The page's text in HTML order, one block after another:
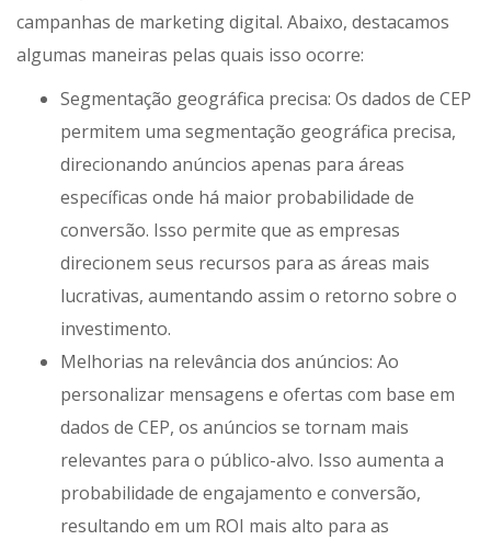
campanhas de marketing digital. Abaixo, destacamos
algumas maneiras pelas quais isso ocorre:
Segmentação geográfica precisa: Os dados de CEP
permitem uma segmentação geográfica precisa,
direcionando anúncios apenas para áreas
específicas onde há maior probabilidade de
conversão. Isso permite que as empresas
direcionem seus recursos para as áreas mais
lucrativas, aumentando assim o retorno sobre o
investimento.
Melhorias na relevância dos anúncios: Ao
personalizar mensagens e ofertas com base em
dados de CEP, os anúncios se tornam mais
relevantes para o público-alvo. Isso aumenta a
probabilidade de engajamento e conversão,
resultando em um ROI mais alto para as